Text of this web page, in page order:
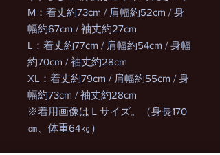
M：着丈約73cm / 肩幅約52cm / 身
幅約67cm / 袖丈約27cm
L：着丈約77cm / 肩幅約54cm / 身幅
約70cm / 袖丈約28cm
XL：着丈約79cm / 肩幅約55cm / 身
幅約73cm / 袖丈約28cm
※着用画像はＬサイズ。（身長170
㎝、体重64㎏）